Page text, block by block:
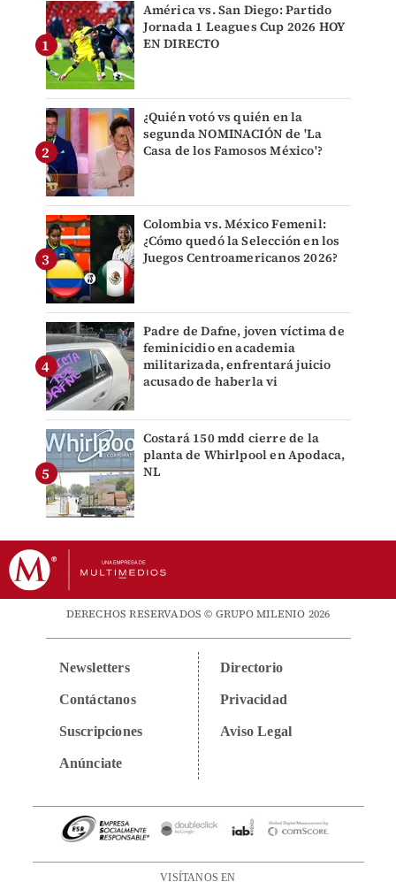
América vs. San Diego: Partido
Jornada 1 Leagues Cup 2026 HOY
EN DIRECTO
¿Quién votó vs quién en la
segunda NOMINACIÓN de 'La
Casa de los Famosos México'?
Colombia vs. México Femenil:
¿Cómo quedó la Selección en los
Juegos Centroamericanos 2026?
Padre de Dafne, joven víctima de
feminicidio en academia
militarizada, enfrentará juicio
acusado de haberla vi
Costará 150 mdd cierre de la
planta de Whirlpool en Apodaca,
NL
DERECHOS RESERVADOS © GRUPO MILENIO 2026
Newsletters
Contáctanos
Suscripciones
Anúnciate
Directorio
Privacidad
Aviso Legal
VISÍTANOS EN